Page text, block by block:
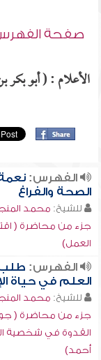
صفحة
الأعلام : ( أبو بكر
الفهرس:
الصحة والفراغ
للشيخ: محمد
جزء من محاضرة (
العمل)
الفهرس:
العلم في حياة
للشيخ: محمد
جزء من محاضرة (
القدوة في شخصية
أحمد)